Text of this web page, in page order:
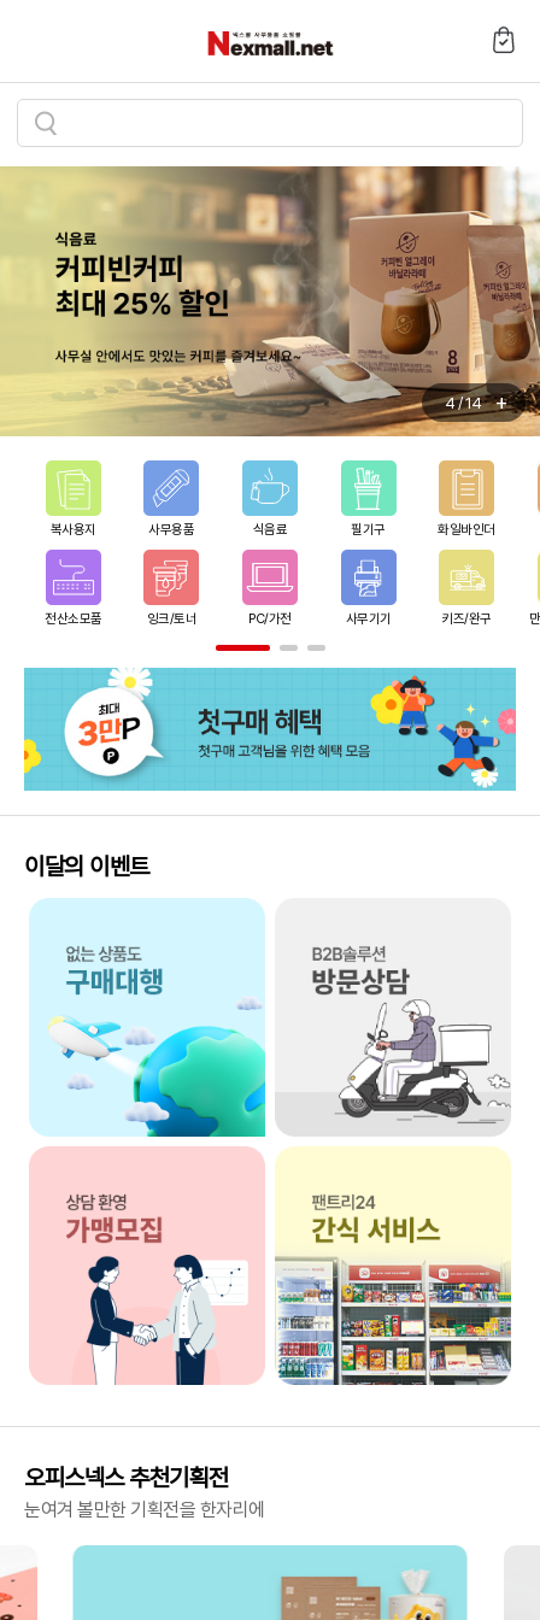
검
색
4/14 +
복사용지 사무용품 식음료 필기구 화일바인더
전산소모품 잉크/토너 PC/가전 사무기기 키즈/완구
이달의 이벤트
오피스넥스 추천기획전
눈여겨 볼만한 기획전을 한자리에